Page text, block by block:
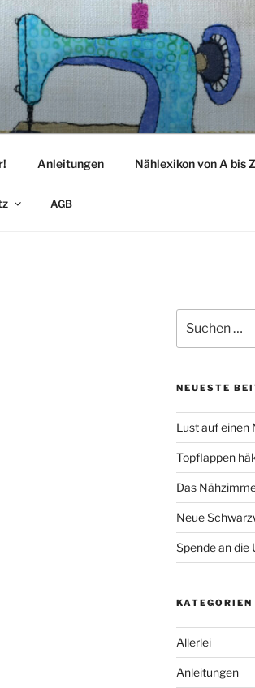
Anleitungen Nählexikon von A bis Z
AGB
nach:
NEUESTE
Lust auf einen
Topflappen
Das
Neue
Spende an die
KATEGORIEN
Allerlei
Anleitungen